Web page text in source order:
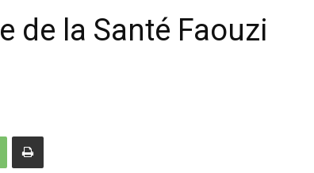
de la Santé Faouzi